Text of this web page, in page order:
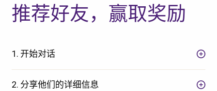
推荐好友，赢取奖励
1. 开始对话
2. 分享他们的详细信息